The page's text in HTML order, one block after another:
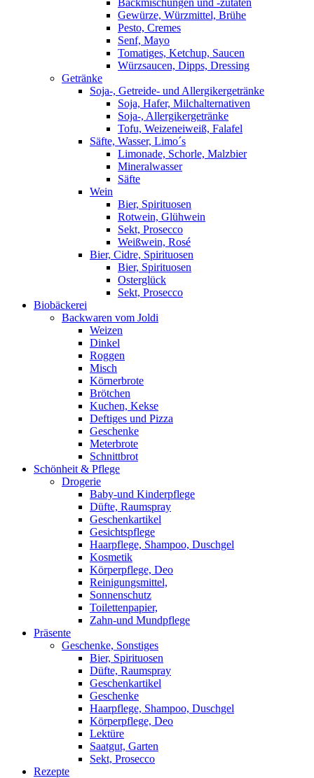
Backmischungen und -zutaten
Gewürze, Würzmittel, Brühe
Pesto, Cremes
Senf, Mayo
Tomatiges, Ketchup, Saucen
Würzsaucen, Dipps, Dressing
Getränke
Soja-, Getreide- und Allergikergetränke
Soja, Hafer, Milchalternativen
Soja-, Allergikergetränke
Tofu, Weizeneiweiß, Falafel
Säfte, Wasser, Limo´s
Limonade, Schorle, Malzbier
Mineralwasser
Säfte
Wein
Bier, Spirituosen
Rotwein, Glühwein
Sekt, Prosecco
Weißwein, Rosé
Bier, Cidre, Spirituosen
Bier, Spirituosen
Osterglück
Sekt, Prosecco
Biobäckerei
Backwaren vom Joldi
Weizen
Dinkel
Roggen
Misch
Körnerbrote
Brötchen
Kuchen, Kekse
Deftiges und Pizza
Geschenke
Meterbrote
Schnittbrot
Schönheit & Pflege
Drogerie
Baby-und Kinderpflege
Düfte, Raumspray
Geschenkartikel
Gesichtspflege
Haarpflege, Shampoo, Duschgel
Kosmetik
Körperpflege, Deo
Reinigungsmittel,
Sonnenschutz
Toilettenpapier,
Zahn-und Mundpflege
Präsente
Geschenke, Sonstiges
Bier, Spirituosen
Düfte, Raumspray
Geschenkartikel
Geschenke
Haarpflege, Shampoo, Duschgel
Körperpflege, Deo
Lektüre
Saatgut, Garten
Sekt, Prosecco
Rezepte